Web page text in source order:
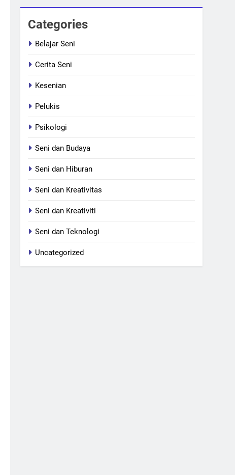
Categories
Belajar Seni
Cerita Seni
Kesenian
Pelukis
Psikologi
Seni dan Budaya
Seni dan Hiburan
Seni dan Kreativitas
Seni dan Kreativiti
Seni dan Teknologi
Uncategorized